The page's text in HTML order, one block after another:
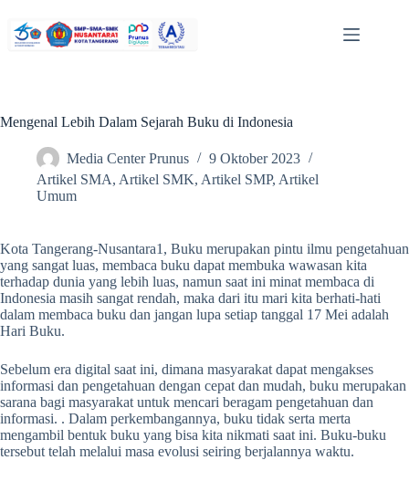
Mengenal Lebih Dalam Sejarah Buku di Indonesia
Media Center Prunus
9 Oktober 2023
Artikel SMA, Artikel SMK, Artikel SMP, Artikel
Umum
Kota Tangerang-Nusantara1, Buku merupakan pintu ilmu pengetahuan
yang sangat luas, membaca buku dapat membuka wawasan kita
terhadap dunia yang lebih luas, namun saat ini minat membaca di
Indonesia masih sangat rendah, maka dari itu mari kita berhati-hati
dalam membaca buku dan jangan lupa setiap tanggal 17 Mei adalah
Hari Buku.
Sebelum era digital saat ini, dimana masyarakat dapat mengakses
informasi dan pengetahuan dengan cepat dan mudah, buku merupakan
sarana bagi masyarakat untuk mencari beragam pengetahuan dan
informasi. . Dalam perkembangannya, buku tidak serta merta
mengambil bentuk buku yang bisa kita nikmati saat ini. Buku-buku
tersebut telah melalui masa evolusi seiring berjalannya waktu.